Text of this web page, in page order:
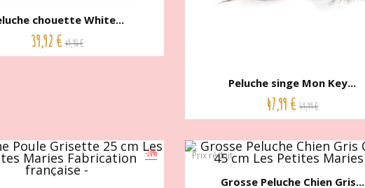
chouette White...
39,92 € 49,90 €
Peluche singe Mon Key...
47,99 € 59,99 €
-20% Prix réduit
Grosse Peluche Chien Gris...